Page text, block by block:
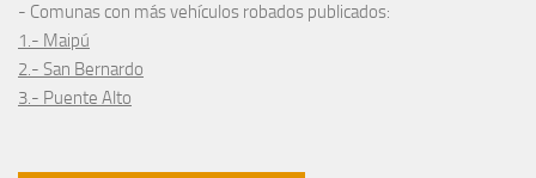
- Comunas con más vehículos robados publicados:
1.- Maipú
2.- San Bernardo
3.- Puente Alto